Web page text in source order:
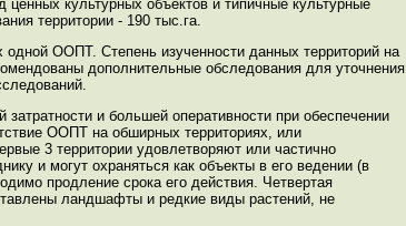
культурных объектов и типичные культурные
территории - 190 тыс.га.
ООПТ. Степень изученности данных территорий на
дополнительные обследования для уточнения
и большей оперативности при обеспечении
ООПТ на обширных территориях, или
3 территории удовлетворяют или частично
и могут охраняться как объекты в его ведении (в
продление срока его действия. Четвертая
ландшафты и редкие виды растений, не